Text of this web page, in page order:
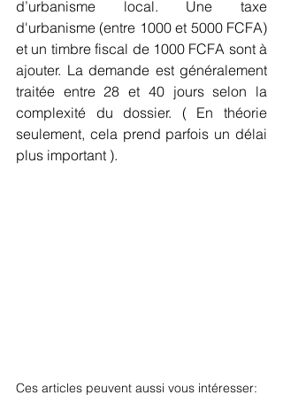
d’urbanisme local. Une taxe
d'urbanisme (entre 1000 et 5000 FCFA)
et un timbre fiscal de 1000 FCFA sont à
ajouter. La demande est généralement
traitée entre 28 et 40 jours selon la
complexité du dossier. ( En théorie
seulement, cela prend parfois un délai
plus important ).
Ces articles peuvent aussi vous intéresser: